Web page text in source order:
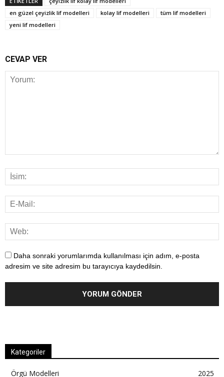
en güzel çeyizlik lif modelleri
kolay lif modelleri
tüm lif modelleri
yeni lif modelleri
CEVAP VER
Daha sonraki yorumlarımda kullanılması için adım, e-posta
adresim ve site adresim bu tarayıcıya kaydedilsin.
Kategoriler
Örgü Modelleri
2025